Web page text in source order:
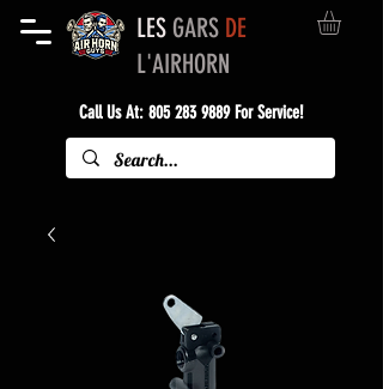
LESGARS DE
L'AIRHORN
Call Us At: 805 283 9889For Service!